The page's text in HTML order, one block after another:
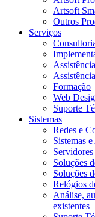
Artsoft
Outros
Serviços
Formação
Web
Suporte
Sistemas
Redes e
Sistemas
Soluções
Soluções
Relógios
Análise,
existentes